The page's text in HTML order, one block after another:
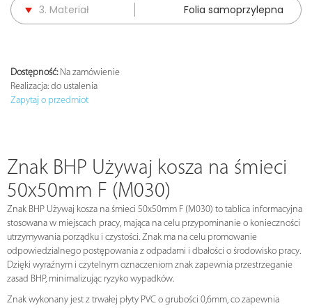
3. Materiał Folia samoprzylepna
Dostępność:Na zamówienie
Realizacja: do ustalenia
Zapytaj o przedmiot
Znak BHP Używaj kosza na śmieci
50x50mm F (M030)
Znak BHP Używaj kosza na śmieci 50x50mm F (M030) to tablica informacyjna
stosowana w miejscach pracy, mająca na celu przypominanie o konieczności
utrzymywania porządku i czystości. Znak ma na celu promowanie
odpowiedzialnego postępowania z odpadami i dbałości o środowisko pracy.
Dzięki wyraźnym i czytelnym oznaczeniom znak zapewnia przestrzeganie
zasad BHP, minimalizując ryzyko wypadków.
Znak wykonany jest z trwałej płyty PVC o grubości 0,6mm, co zapewnia